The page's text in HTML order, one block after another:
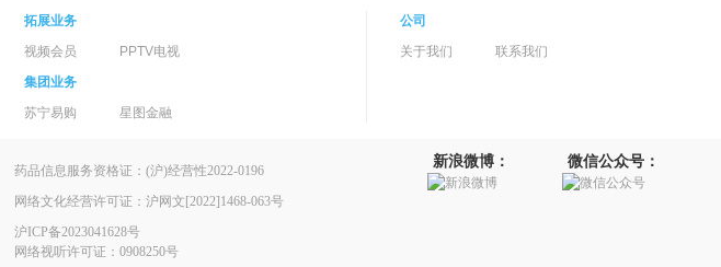
拓展业务
视频会员
PPTV电视
集团业务
苏宁易购
星图金融
公司
关于我们
联系我们
药品信息服务资格证：(沪)经营性2022-0196
网络文化经营许可证：沪网文[2022]1468-063号
沪ICP备2023041628号
网络视听许可证：0908250号
新浪微博： 微信公众号：